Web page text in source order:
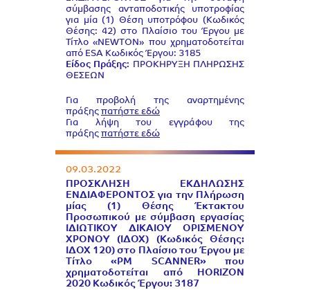
σύμβασης ανταποδοτικής υποτροφίας
για μία (1) Θέση υποτρόφου (Κωδικός
Θέσης: 42) στο Πλαίσιο του Έργου με
Τίτλο «NEWTON» που χρηματοδοτείται
από ESA Κωδικός Έργου: 3185
Είδος Πράξης: ΠΡΟΚΗΡΥΞΗ ΠΛΗΡΩΣΗΣ
ΘΕΣΕΩΝ
Για προβολή της αναρτημένης
πράξης πατήστε εδώ
Για λήψη του εγγράφου της
πράξης πατήστε εδώ
09.03.2022
ΠΡΟΣΚΛΗΣΗ ΕΚΔΗΛΩΣΗΣ
ΕΝΔΙΑΦΕΡΟΝΤΟΣ για την Πλήρωση
μίας (1) Θέσης Έκτακτου
Προσωπικού με σύμβαση εργασίας
ΙΔΙΩΤΙΚΟΥ ΔΙΚΑΙΟΥ ΟΡΙΣΜΕΝΟΥ
ΧΡΟΝΟΥ (ΙΔΟΧ) (Κωδικός Θέσης:
ΙΔΟΧ 120) στο Πλαίσιο του Έργου με
Τίτλο «PM SCANNER» που
χρηματοδοτείται από HORIZON
2020 Κωδικός Έργου: 3187